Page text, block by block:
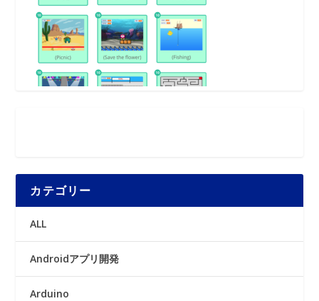
カテゴリー
ALL
Androidアプリ開発
Arduino